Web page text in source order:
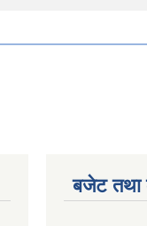
बजेट तथा